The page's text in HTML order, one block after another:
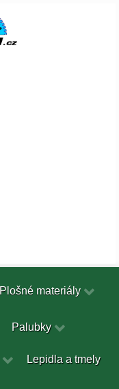
Plošné materiály
Palubky
Lepidla a tmely